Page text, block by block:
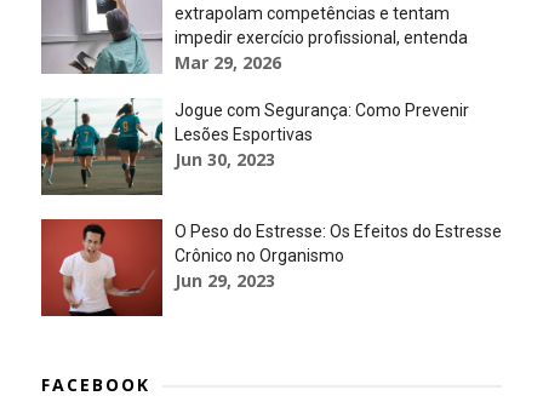
extrapolam competências e tentam
impedir exercício profissional, entenda
Mar 29, 2026
Jogue com Segurança: Como Prevenir
Lesões Esportivas
Jun 30, 2023
O Peso do Estresse: Os Efeitos do Estresse
Crônico no Organismo
Jun 29, 2023
FACEBOOK